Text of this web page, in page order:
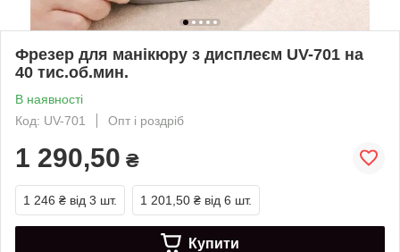
Фрезер для манікюру з дисплеєм UV-701 на
40 тис.об.мин.
В наявності
Код: UV-701
Опт і роздріб
1 290,50 ₴
1 246 ₴ від 3 шт. 1 201,50 ₴ від 6 шт.
Купити